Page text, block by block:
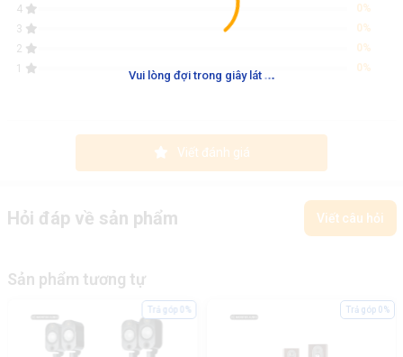
Vui lòng đợi trong giây lát ...
4
0%
3
0%
2
0%
1
0%
Viết đánh giá
Hỏi đáp về sản phẩm Viết câu hỏi
Sản phẩm tương tự
Trả góp 0% Trả góp 0%